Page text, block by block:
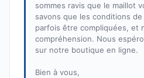
sommes ravis que le maillot
savons que les conditions
parfois être compliquées, et
compréhension. Nous
sur notre boutique en ligne.
Bien à vous,